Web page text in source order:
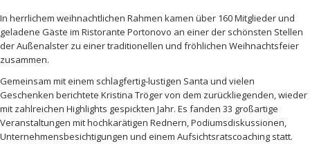
In herrlichem weihnachtlichen Rahmen kamen über 160 Mitglieder und
geladene Gäste im Ristorante Portonovo an einer der schönsten Stellen
der Außenalster zu einer traditionellen und fröhlichen Weihnachtsfeier
zusammen.
Gemeinsam mit einem schlagfertig-lustigen Santa und vielen
Geschenken berichtete Kristina Tröger von dem zurückliegenden, wieder
mit zahlreichen Highlights gespickten Jahr. Es fanden 33 großartige
Veranstaltungen mit hochkarätigen Rednern, Podiumsdiskussionen,
Unternehmensbesichtigungen und einem Aufsichtsratscoaching statt.